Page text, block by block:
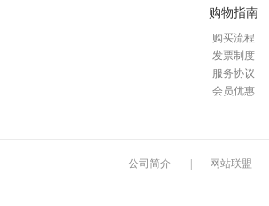
购物指南
购买流程
发票制度
服务协议
会员优惠
公司简介 网站联盟